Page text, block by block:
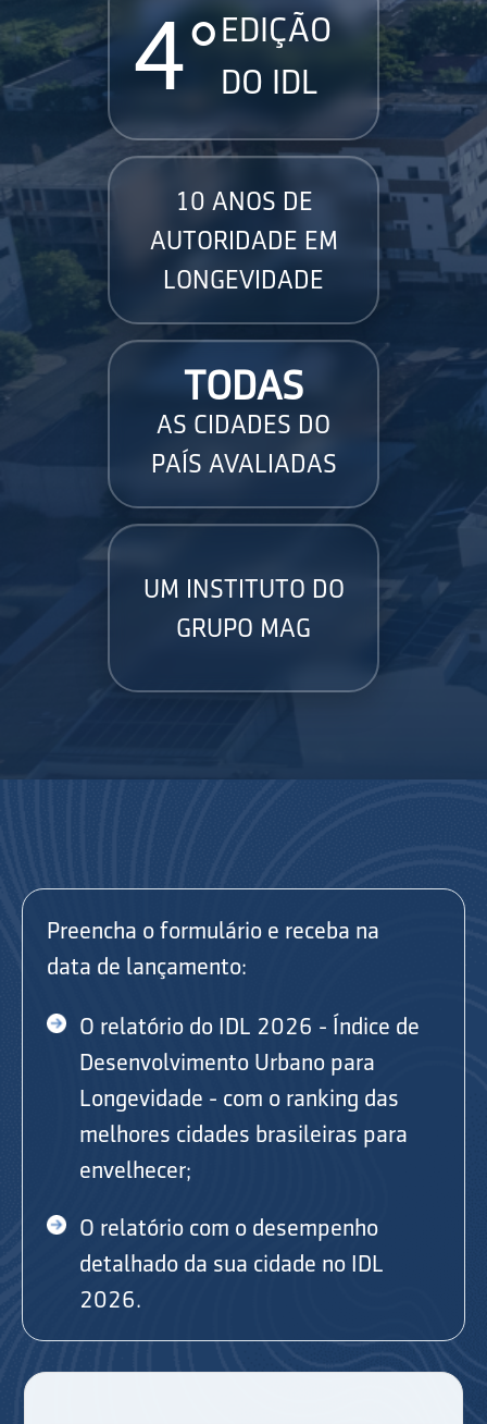
4° EDIÇÃO
DO IDL
10 ANOS DE
AUTORIDADE EM
LONGEVIDADE
TODAS
AS CIDADES DO
PAÍS AVALIADAS
UM INSTITUTO DO
GRUPO MAG
Preencha o formulário e receba na
data de lançamento:
O relatório do IDL 2026 - Índice de
Desenvolvimento Urbano para
Longevidade - com o ranking das
melhores cidades brasileiras para
envelhecer;
O relatório com o desempenho
detalhado da sua cidade no IDL
2026.